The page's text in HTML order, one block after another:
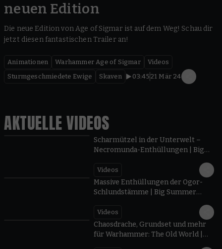
neuen Edition
Die neue Edition von Age of Sigmar ist auf dem Weg! Schau dir
jetzt diesen fantastischen Trailer an!
Animationen Warhammer Age of Sigmar
Videos
Sturmgeschmiedete Ewige
Skaven 03:45 21 Mär 24
AKTUELLE VIDEOS
0:42
Scharmützel in der Unterwelt –
Necromunda-Enthüllungen | Big
Videos
Massive Enthüllungen der Ogor-
Schlundstämme | Big Summer
Videos
Chaosdrache, Grundset und mehr
für Warhammer: The Old World |